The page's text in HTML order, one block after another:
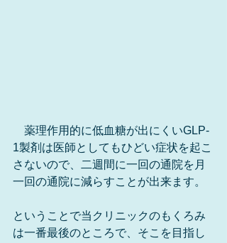
薬理作用的に低血糖が出にくいGLP-
1製剤は医師としてもひどい症状を起こ
さないので、二週間に一回の通院を月
一回の通院に減らすことが出来ます。
ということで当クリニックのもくろみ
は一番最後のところで、そこを目指し